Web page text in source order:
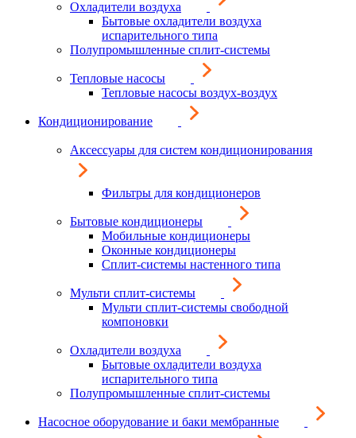
Охладители воздуха
Бытовые охладители воздуха
испарительного типа
Полупромышленные сплит-системы
Тепловые насосы
Тепловые насосы воздух-воздух
Кондиционирование
Аксессуары для систем кондиционирования
Фильтры для кондиционеров
Бытовые кондиционеры
Мобильные кондиционеры
Оконные кондиционеры
Сплит-системы настенного типа
Мульти сплит-системы
Мульти сплит-системы свободной
компоновки
Охладители воздуха
Бытовые охладители воздуха
испарительного типа
Полупромышленные сплит-системы
Насосное оборудование и баки мембранные